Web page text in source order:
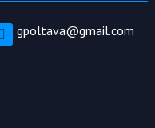
gpoltava@gmail.com